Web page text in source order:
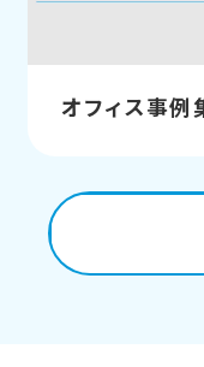
オフィス事例